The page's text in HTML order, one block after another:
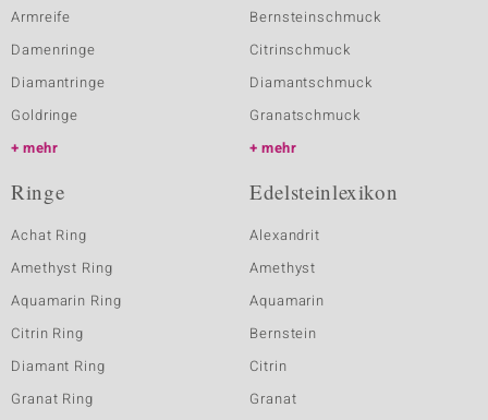
Armreife
Damenringe
Diamantringe
Goldringe
mehr
Bernsteinschmuck
Citrinschmuck
Diamantschmuck
Granatschmuck
mehr
Ringe
Achat Ring
Amethyst Ring
Aquamarin Ring
Citrin Ring
Diamant Ring
Granat Ring
Edelsteinlexikon
Alexandrit
Amethyst
Aquamarin
Bernstein
Citrin
Granat